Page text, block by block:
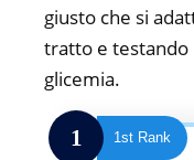
giusto che si
tratto e testando
glicemia.
1 1st Rank